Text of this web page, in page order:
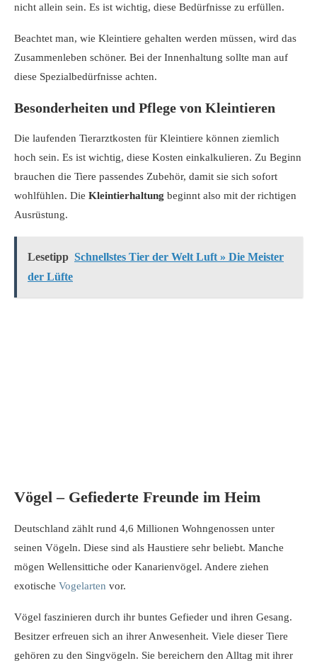
nicht allein sein. Es ist wichtig, diese Bedürfnisse zu erfüllen.
Beachtet man, wie Kleintiere gehalten werden müssen, wird das
Zusammenleben schöner. Bei der Innenhaltung sollte man auf
diese Spezialbedürfnisse achten.
Besonderheiten und Pflege von Kleintieren
Die laufenden Tierarztkosten für Kleintiere können ziemlich
hoch sein. Es ist wichtig, diese Kosten einkalkulieren. Zu Beginn
brauchen die Tiere passendes Zubehör, damit sie sich sofort
wohlfühlen. Die Kleintierhaltung beginnt also mit der richtigen
Ausrüstung.
Lesetipp Schnellstes Tier der Welt Luft » Die Meister
der Lüfte
Vögel – Gefiederte Freunde im Heim
Deutschland zählt rund 4,6 Millionen Wohngenossen unter
seinen Vögeln. Diese sind als Haustiere sehr beliebt. Manche
mögen Wellensittiche oder Kanarienvögel. Andere ziehen
exotische Vogelarten vor.
Vögel faszinieren durch ihr buntes Gefieder und ihren Gesang.
Besitzer erfreuen sich an ihrer Anwesenheit. Viele dieser Tiere
gehören zu den Singvögeln. Sie bereichern den Alltag mit ihrer